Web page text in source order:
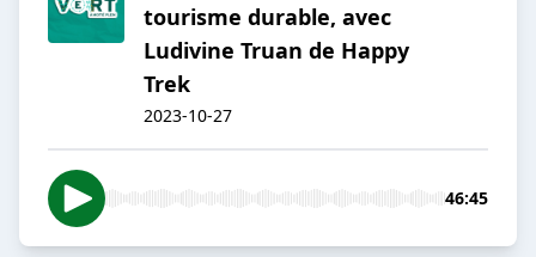
tourisme durable, avec
Ludivine Truan de Happy
Trek
2023-10-27
46:45